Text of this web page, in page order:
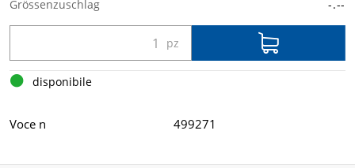
Grössenzuschlag -.--
disponibile
Voce n 499271